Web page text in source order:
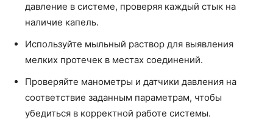
давление в системе, проверяя каждый стык на
наличие капель.
Используйте мыльный раствор для выявления
мелких протечек в местах соединений.
Проверяйте манометры и датчики давления на
соответствие заданным параметрам, чтобы
убедиться в корректной работе системы.